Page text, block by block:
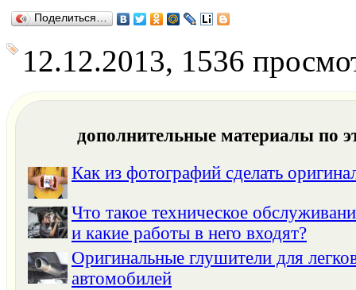
Поделиться…
12.12.2013, 1536
дополнительные материалы по
Как из фотографий сделать
Что такое техническое
и какие работы в него входят?
Оригинальные глушители для
автомобилей